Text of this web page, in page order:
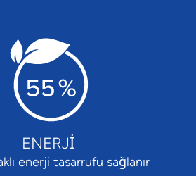
ENERJI
enerji tasarrufu sağlanır